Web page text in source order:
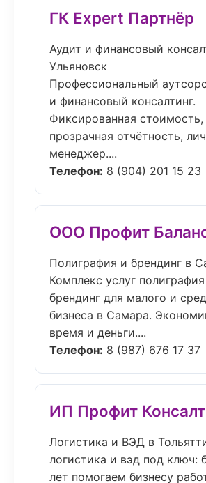
ГК Expert Партнёр
Аудит и финансовый
Ульяновск
Профессиональный
и финансовый консалтинг.
Фиксированная стоимость,
прозрачная отчётность,
менеджер....
Телефон: 8 (904) 201 15 23
ООО Профит
Полиграфия и брендинг в
Комплекс услуг
брендинг для малого и
бизнеса в Самара.
время и деньги....
Телефон: 8 (987) 676 17 37
ИП Профит Консалт
Логистика и ВЭД в
логистика и вэд под ключ:
лет помогаем бизнесу